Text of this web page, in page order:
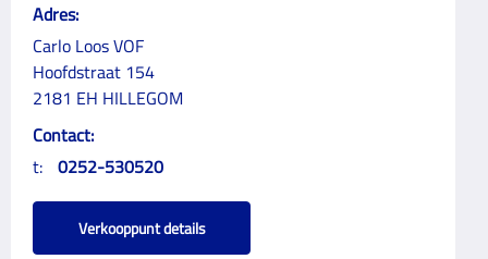
Adres:
Carlo Loos VOF
Hoofdstraat 154
2181 EH HILLEGOM
Contact:
t: 0252-530520
Verkooppunt details